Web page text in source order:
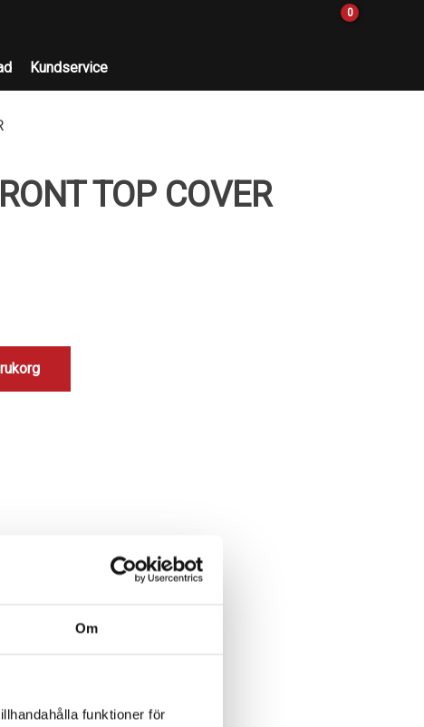
Om
funktioner för
0
Kundservice
TOP COVER